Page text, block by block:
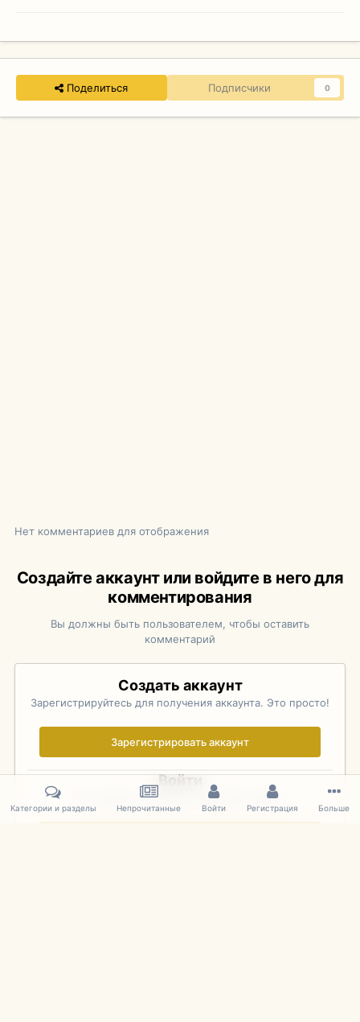
Поделиться Подписчики 0
Нет комментариев для отображения
Создайте аккаунт или войдите в него для
комментирования
Вы должны быть пользователем, чтобы оставить
комментарий
Создать аккаунт
Зарегистрируйтесь для получения аккаунта. Это просто!
Зарегистрировать аккаунт
Войти
Уже зарегистрированы? Войдите здесь.
Категории и разделы Непрочитанные Войти Регистрация Больше